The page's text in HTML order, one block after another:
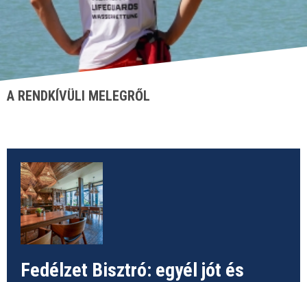
A RENDKÍVÜLI MELEGRŐL
Fedélzet Bisztró: egyél jót és